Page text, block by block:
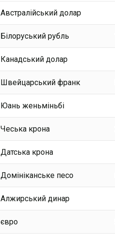
Австралійський долар
Бiлоруський рубль
Канадський долар
Швейцарський франк
Юань женьміньбі
Чеська крона
Датська крона
Домініканське песо
Алжирський динар
євро